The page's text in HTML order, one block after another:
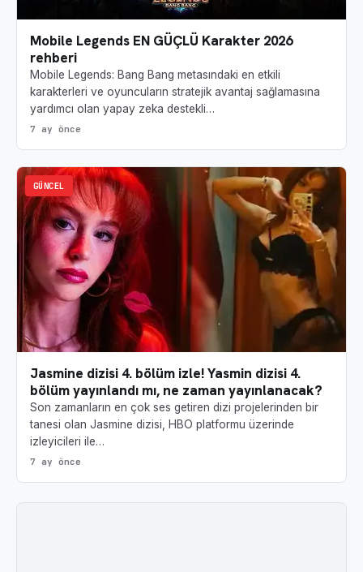
Mobile Legends EN GÜÇLÜ Karakter 2026
rehberi
Mobile Legends: Bang Bang metasındaki en etkili
karakterleri ve oyuncuların stratejik avantaj sağlamasına
yardımcı olan yapay zeka destekli…
7 ay önce
GÜNCEL
Jasmine dizisi 4. bölüm izle! Yasmin dizisi 4.
bölüm yayınlandı mı, ne zaman yayınlanacak?
Son zamanların en çok ses getiren dizi projelerinden bir
tanesi olan Jasmine dizisi, HBO platformu üzerinde
izleyicileri ile…
7 ay önce